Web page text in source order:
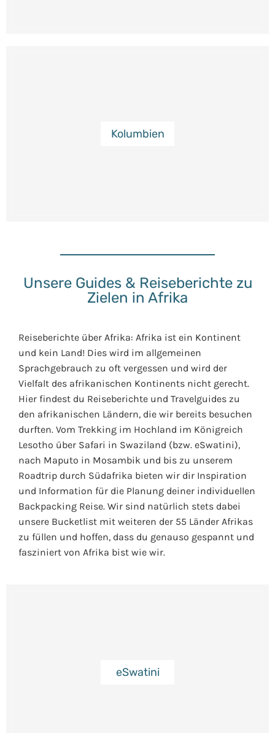
Kolumbien
Unsere Guides & Reiseberichte zu
Zielen in Afrika
Reiseberichte über Afrika: Afrika ist ein Kontinent
und kein Land! Dies wird im allgemeinen
Sprachgebrauch zu oft vergessen und wird der
Vielfalt des afrikanischen Kontinents nicht gerecht.
Hier findest du Reiseberichte und Travelguides zu
den afrikanischen Ländern, die wir bereits besuchen
durften. Vom Trekking im Hochland im Königreich
Lesotho über Safari in Swaziland (bzw. eSwatini),
nach Maputo in Mosambik und bis zu unserem
Roadtrip durch Südafrika bieten wir dir Inspiration
und Information für die Planung deiner individuellen
Backpacking Reise. Wir sind natürlich stets dabei
unsere Bucketlist mit weiteren der 55 Länder Afrikas
zu füllen und hoffen, dass du genauso gespannt und
fasziniert von Afrika bist wie wir.
eSwatini